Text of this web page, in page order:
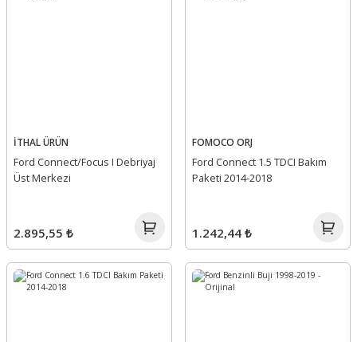
İTHAL ÜRÜN
Ford Connect/Focus I Debriyaj
Üst Merkezi
2.895,55 ₺
FOMOCO ORJ
Ford Connect 1.5 TDCI Bakım
Paketi 2014-2018
1.242,44 ₺